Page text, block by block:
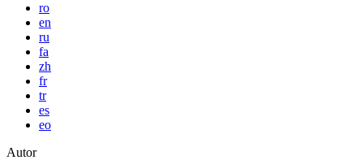
ro
en
ru
fa
zh
fr
tr
es
eo
Autor